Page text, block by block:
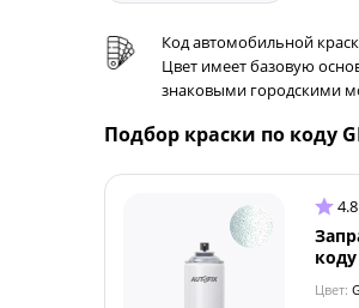
Код автомобильной
Цвет имеет базовую
знаковыми городскими
Подбор краски по коду
4.8
Цвет: